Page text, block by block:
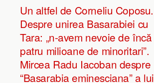
Un altfel de Corneliu Coposu.
Despre unirea Basarabiei cu
Tara: „n-avem nevoie de încă
patru milioane de minoritari”.
Mircea Radu Iacoban despre
“Basarabia eminesciana” a lui